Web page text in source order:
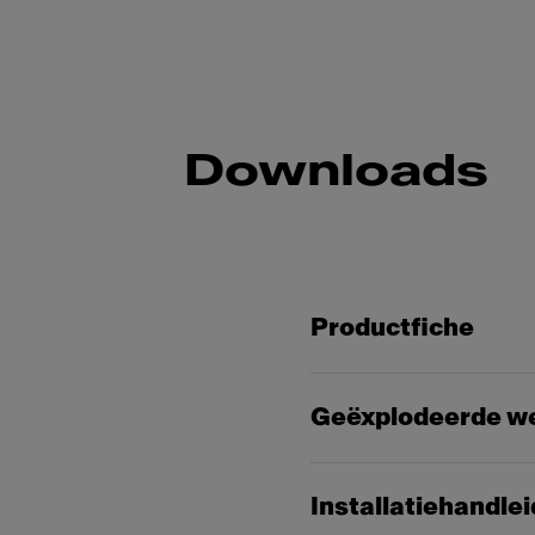
Downloads
Productfiche
Geëxplodeerde